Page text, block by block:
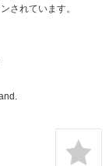
されています。